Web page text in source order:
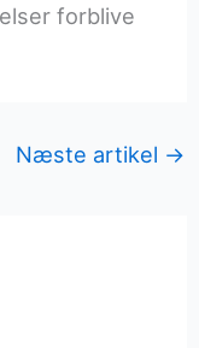
forblive
Næste artikel →